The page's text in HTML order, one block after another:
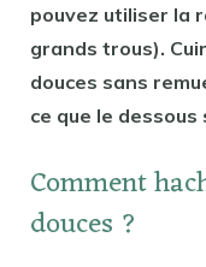
pouvez utiliser la
grands trous).
douces sans
ce que le
Comment
douces ?